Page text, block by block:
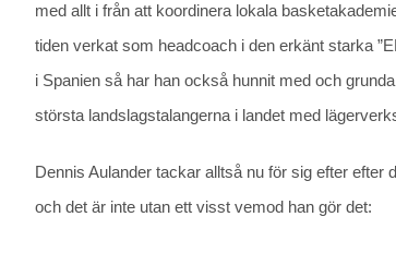
med allt i från att koordinera lokala
tiden verkat som headcoach i den erkänt starka
i Spanien så har han också hunnit med och
största landslagstalangerna i landet med
Dennis Aulander tackar alltså nu för sig efter
och det är inte utan ett visst vemod han gör det: